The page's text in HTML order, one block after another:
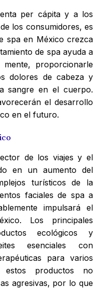
per cápita y a los
los consumidores, es
spa en México crezca
de spa ayuda a
proporcionarle
dolores de cabeza y
sangre en el cuerpo.
el desarrollo
en el futuro.
de los viajes y el
en un aumento del
turísticos de la
faciales de spa a
impulsará el
Los principales
ecológicos y
esenciales con
para varios
productos no
agresivas, por lo que